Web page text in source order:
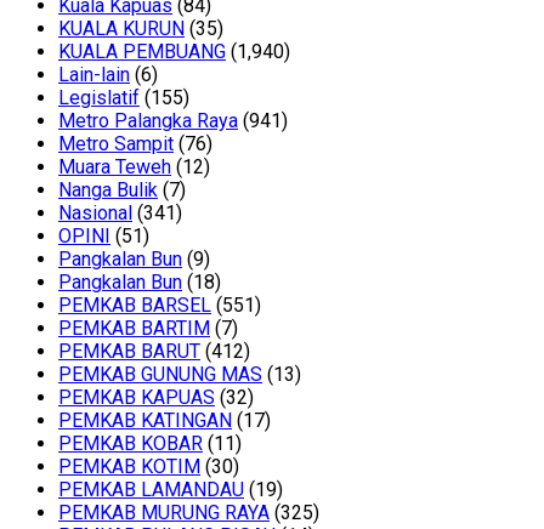
Kuala Kapuas (84)
KUALA KURUN (35)
KUALA PEMBUANG (1,940)
Lain-lain (6)
Legislatif (155)
Metro Palangka Raya (941)
Metro Sampit (76)
Muara Teweh (12)
Nanga Bulik (7)
Nasional (341)
OPINI (51)
Pangkalan Bun (9)
Pangkalan Bun (18)
PEMKAB BARSEL (551)
PEMKAB BARTIM (7)
PEMKAB BARUT (412)
PEMKAB GUNUNG MAS (13)
PEMKAB KAPUAS (32)
PEMKAB KATINGAN (17)
PEMKAB KOBAR (11)
PEMKAB KOTIM (30)
PEMKAB LAMANDAU (19)
PEMKAB MURUNG RAYA (325)